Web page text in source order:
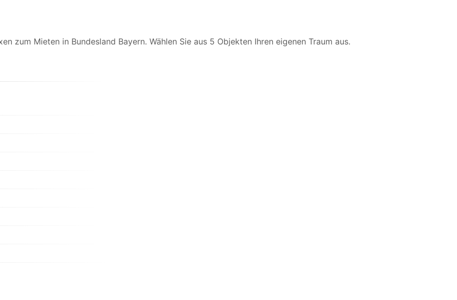
zum Mieten in Bundesland Bayern. Wählen Sie aus 5 Objekten Ihren eigenen Traum aus.